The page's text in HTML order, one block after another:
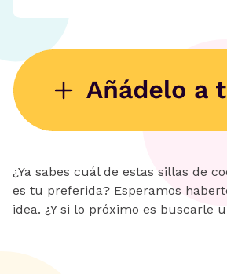
¿Ya sabes cuál de estas sillas de
es tu preferida? Esperamos
idea. ¿Y si lo próximo es buscarle